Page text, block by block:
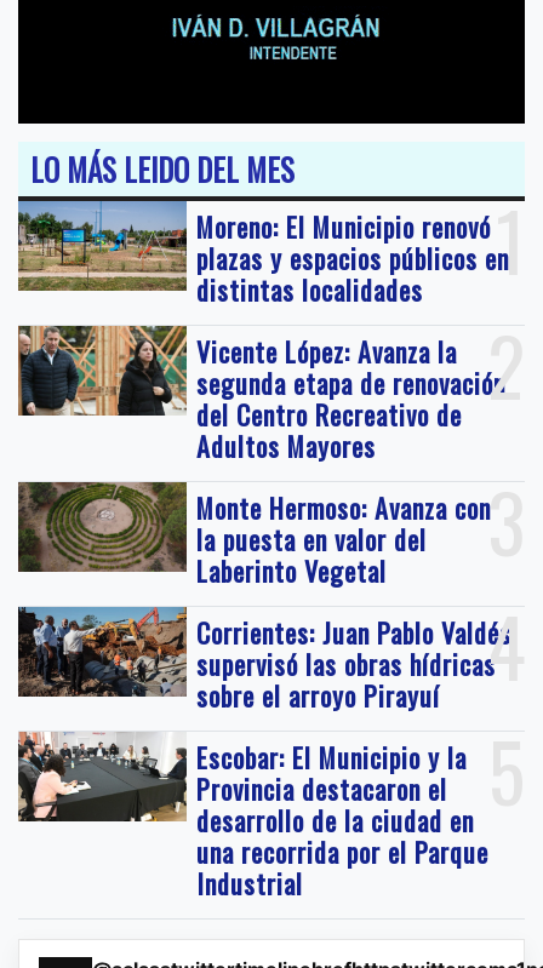
LO MÁS LEIDO DEL MES
1
Moreno: El Municipio renovó
plazas y espacios públicos en
distintas localidades
2
Vicente López: Avanza la
segunda etapa de renovación
del Centro Recreativo de
Adultos Mayores
3
Monte Hermoso: Avanza con
la puesta en valor del
Laberinto Vegetal
4
Corrientes: Juan Pablo Valdés
supervisó las obras hídricas
sobre el arroyo Pirayuí
5
Escobar: El Municipio y la
Provincia destacaron el
desarrollo de la ciudad en
una recorrida por el Parque
Industrial